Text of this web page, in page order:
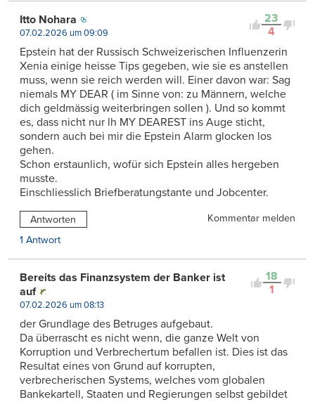
23
4
Itto Nohara
07.02.2026 um 09:09
Epstein hat der Russisch Schweizerischen Influenzerin
Xenia einige heisse Tips gegeben, wie sie es anstellen
muss, wenn sie reich werden will. Einer davon war: Sag
niemals MY DEAR ( im Sinne von: zu Männern, welche
dich geldmässig weiterbringen sollen ). Und so kommt
es, dass nicht nur lh MY DEAREST ins Auge sticht,
sondern auch bei mir die Epstein Alarm glocken los
gehen.
Schon erstaunlich, wofür sich Epstein alles hergeben
musste.
Einschliesslich Briefberatungstante und Jobcenter.
Antworten
Kommentar melden
1 Antwort
18
1
Bereits das Finanzsystem der Banker ist
auf
07.02.2026 um 08:13
der Grundlage des Betruges aufgebaut.
Da überrascht es nicht wenn, die ganze Welt von
Korruption und Verbrechertum befallen ist. Dies ist das
Resultat eines von Grund auf korrupten,
verbrecherischen Systems, welches vom globalen
Bankekartell, Staaten und Regierungen selbst gebildet